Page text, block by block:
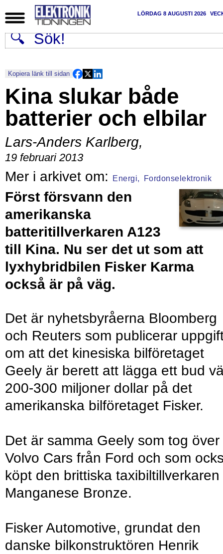
LÖRDAG 8 AUGUSTI 2026
Kopiera länk till sidan
Kina slukar både
batterier och elbilar
Lars-Anders Karlberg,
19 februari 2013
Energi, Fordonselektronik
Först försvann den
amerikanska
batteritillverkaren A123
till Kina. Nu ser det ut som att
lyxhybridbilen Fisker Karma
också är på väg.
Det är nyhetsbyråerna Bloomberg
och Reuters som publicerar
om att det kinesiska bilföretaget
Geely är berett att lägga ett bud
200-300 miljoner dollar på det
amerikanska bilföretaget Fisker.
Det är samma Geely som tog över
Volvo Cars från Ford och som
köpt den brittiska taxibiltillverkaren
Manganese Bronze.
Fisker Automotive, grundat den
danske bilkonstruktören Henrik